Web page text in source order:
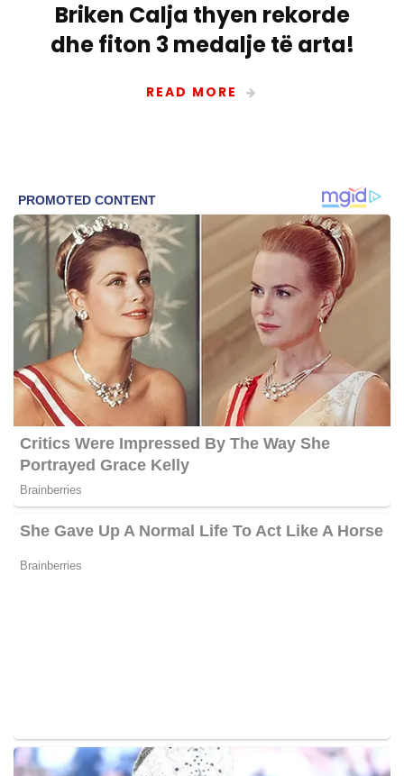
Briken Calja thyen rekorde
dhe fiton 3 medalje të arta!
READ MORE